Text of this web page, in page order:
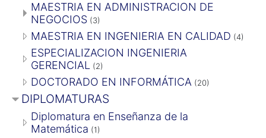
MAESTRIA EN ADMINISTRACION DE
NEGOCIOS (3)
MAESTRIA EN INGENIERIA EN CALIDAD (4)
ESPECIALIZACION INGENIERIA
GERENCIAL (2)
DOCTORADO EN INFORMÁTICA (20)
DIPLOMATURAS
Diplomatura en Enseñanza de la
Matemática (1)